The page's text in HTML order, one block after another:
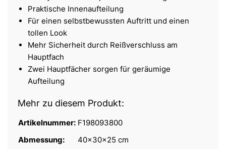
Praktische Innenaufteilung
Für einen selbstbewussten Auftritt und einen
tollen Look
Mehr Sicherheit durch Reißverschluss am
Hauptfach
Zwei Hauptfächer sorgen für geräumige
Aufteilung
Mehr zu diesem Produkt:
Artikelnummer: F198093800
Abmessung:
40x30x25 cm